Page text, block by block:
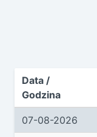
Data /
Godzina
07-08-2026